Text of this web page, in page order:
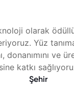
olarak
Yüz
donanımını
katkı
Şehir